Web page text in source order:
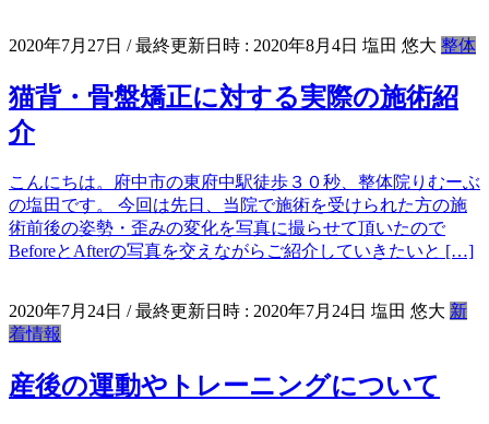
2020年7月27日 / 最終更新日時 : 2020年8月4日 塩田 悠大 整体
猫背・骨盤矯正に対する実際の施術紹
介
こんにちは。府中市の東府中駅徒歩３０秒、整体院りむーぶ
の塩田です。 今回は先日、当院で施術を受けられた方の施
術前後の姿勢・歪みの変化を写真に撮らせて頂いたので
BeforeとAfterの写真を交えながらご紹介していきたいと […]
2020年7月24日 / 最終更新日時 : 2020年7月24日 塩田 悠大 新
着情報
産後の運動やトレーニングについて